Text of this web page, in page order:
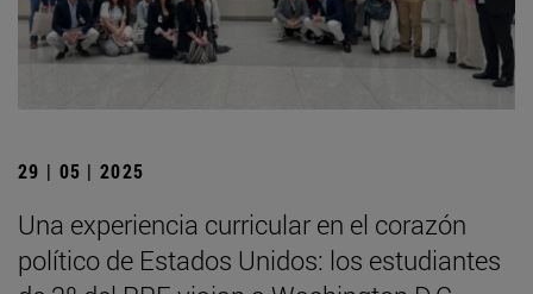
29 | 05 | 2025
Una experiencia curricular en el corazón
político de Estados Unidos: los estudiantes